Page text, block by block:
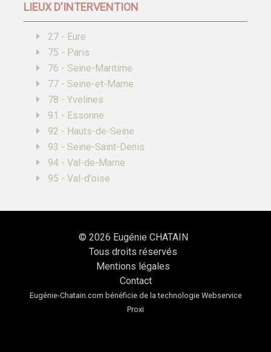
LIEUX D'INTERVENTION
27 - Eure
75 - Paris
76 - Seine-Maritime
77 - Seine-et-Marne
78 - Yvelines
91 - Essonne
92 - Hauts-de-Seine
93 - Seine-Saint-Denis
94 - Val-de-Marne
95 - Val-d'oise
© 2026 Eugénie CHATAIN
Tous droits réservés
Mentions légales
Contact
Eugénie-Chatain.com bénéficie de la technologie Webservice
Proxi